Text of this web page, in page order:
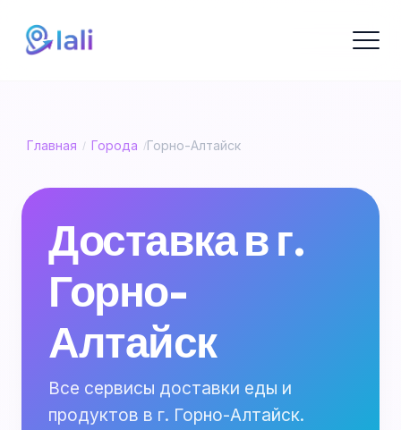
Главная / Города /Горно-Алтайск
Доставка в г.
Горно-
Алтайск
Все сервисы доставки еды и
продуктов в г. Горно-Алтайск.